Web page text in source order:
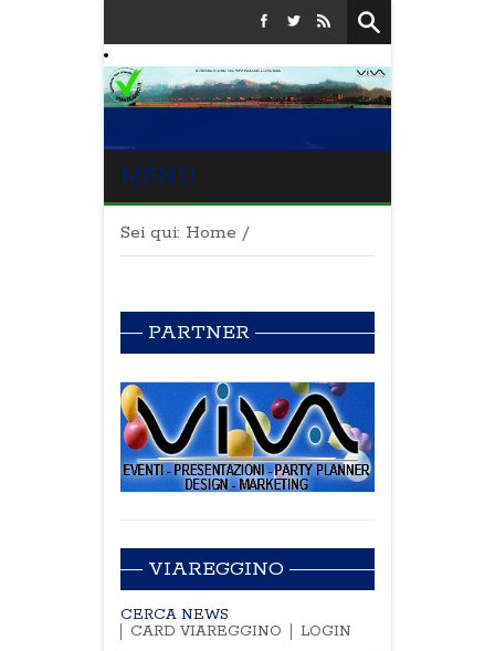
MENU
Sei qui: Home /
PARTNER
VIAREGGINO
CERCA NEWS
CARD VIAREGGINO
LOGIN